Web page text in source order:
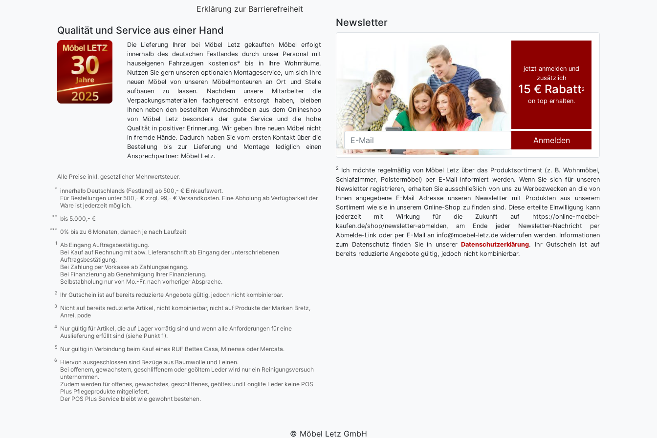
Erklärung zur Barrierefreiheit
Qualität und Service aus einer Hand
Die Lieferung Ihrer bei Möbel Letz gekauften Möbel erfolgt
innerhalb des deutschen Festlandes durch unser Personal mit
hauseigenen Fahrzeugen kostenlos* bis in Ihre Wohnräume.
Nutzen Sie gern unseren optionalen Montageservice, um sich Ihre
neuen Möbel von unseren Möbelmonteuren an Ort und Stelle
aufbauen zu lassen. Nachdem unsere Mitarbeiter die
Verpackungsmaterialien fachgerecht entsorgt haben, bleiben
Ihnen neben den bestellten Wunschmöbeln aus dem Onlineshop
von Möbel Letz besonders der gute Service und die hohe
Qualität in positiver Erinnerung. Wir geben Ihre neuen Möbel nicht
in fremde Hände. Dadurch haben Sie vom ersten Kontakt über die
Bestellung bis zur Lieferung und Montage lediglich einen
Ansprechpartner: Möbel Letz.
Alle Preise inkl. gesetzlicher Mehrwertsteuer.
*
innerhalb Deutschlands (Festland) ab 500,- € Einkaufswert.
Für Bestellungen unter 500,- € zzgl. 99,- € Versandkosten. Eine Abholung ab Verfügbarkeit der
Ware ist jederzeit möglich.
** bis 5.000,- €
*** 0% bis zu 6 Monaten, danach je nach Laufzeit
1
Ab Eingang Auftragsbestätigung.
Bei Kauf auf Rechnung mit abw. Lieferanschrift ab Eingang der unterschriebenen
Auftragsbestätigung.
Bei Zahlung per Vorkasse ab Zahlungseingang.
Bei Finanzierung ab Genehmigung Ihrer Finanzierung.
Selbstabholung nur von Mo.-Fr. nach vorheriger Absprache.
2 Ihr Gutschein ist auf bereits reduzierte Angebote gültig, jedoch nicht kombinierbar.
3
Nicht auf bereits reduzierte Artikel, nicht kombinierbar, nicht auf Produkte der Marken Bretz,
Anrei, pode
4
Nur gültig für Artikel, die auf Lager vorrätig sind und wenn alle Anforderungen für eine
Auslieferung erfüllt sind (siehe Punkt 1).
5 Nur gültig in Verbindung beim Kauf eines RUF Bettes Casa, Minerwa oder Mercata.
6
Hiervon ausgeschlossen sind Bezüge aus Baumwolle und Leinen.
Bei offenem, gewachstem, geschliffenem oder geöltem Leder wird nur ein Reinigungsversuch
unternommen.
Zudem werden für offenes, gewachstes, geschliffenes, geöltes und Longlife Leder keine POS
Plus Pflegeprodukte mitgeliefert.
Der POS Plus Service bleibt wie gewohnt bestehen.
Newsletter
jetzt anmelden und
zusätzlich
15 € Rabatt2
on top erhalten.
Anmelden
2
Ich möchte regelmäßig von Möbel Letz über das Produktsortiment (z. B. Wohnmöbel,
Schlafzimmer, Polstermöbel) per E-Mail informiert werden. Wenn Sie sich für unseren
Newsletter registrieren, erhalten Sie ausschließlich von uns zu Werbezwecken an die von
Ihnen angegebene E-Mail Adresse unseren Newsletter mit Produkten aus unserem
Sortiment wie sie in unserem Online-Shop zu finden sind. Diese erteilte Einwilligung kann
jederzeit mit Wirkung für die Zukunft auf https://online-moebel-
kaufen.de/shop/newsletter-abmelden, am Ende jeder Newsletter-Nachricht per
Abmelde-Link oder per E-Mail an info@moebel-letz.de widerrufen werden. Informationen
zum Datenschutz finden Sie in unserer Datenschutzerklärung. Ihr Gutschein ist auf
bereits reduzierte Angebote gültig, jedoch nicht kombinierbar.
© Möbel Letz GmbH